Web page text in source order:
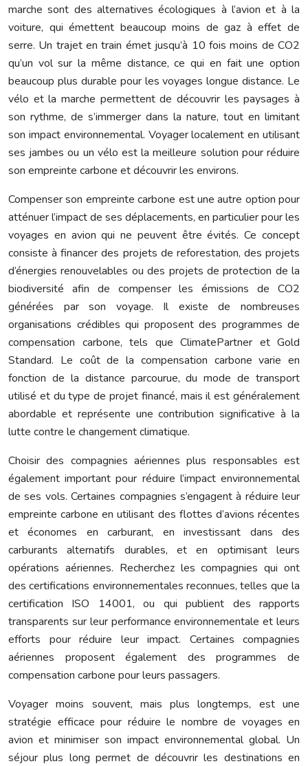
marche sont des alternatives écologiques à l’avion et à la
voiture, qui émettent beaucoup moins de gaz à effet de
serre. Un trajet en train émet jusqu’à 10 fois moins de CO2
qu’un vol sur la même distance, ce qui en fait une option
beaucoup plus durable pour les voyages longue distance. Le
vélo et la marche permettent de découvrir les paysages à
son rythme, de s’immerger dans la nature, tout en limitant
son impact environnemental. Voyager localement en utilisant
ses jambes ou un vélo est la meilleure solution pour réduire
son empreinte carbone et découvrir les environs.
Compenser son empreinte carbone est une autre option pour
atténuer l’impact de ses déplacements, en particulier pour les
voyages en avion qui ne peuvent être évités. Ce concept
consiste à financer des projets de reforestation, des projets
d’énergies renouvelables ou des projets de protection de la
biodiversité afin de compenser les émissions de CO2
générées par son voyage. Il existe de nombreuses
organisations crédibles qui proposent des programmes de
compensation carbone, tels que ClimatePartner et Gold
Standard. Le coût de la compensation carbone varie en
fonction de la distance parcourue, du mode de transport
utilisé et du type de projet financé, mais il est généralement
abordable et représente une contribution significative à la
lutte contre le changement climatique.
Choisir des compagnies aériennes plus responsables est
également important pour réduire l’impact environnemental
de ses vols. Certaines compagnies s’engagent à réduire leur
empreinte carbone en utilisant des flottes d’avions récentes
et économes en carburant, en investissant dans des
carburants alternatifs durables, et en optimisant leurs
opérations aériennes. Recherchez les compagnies qui ont
des certifications environnementales reconnues, telles que la
certification ISO 14001, ou qui publient des rapports
transparents sur leur performance environnementale et leurs
efforts pour réduire leur impact. Certaines compagnies
aériennes proposent également des programmes de
compensation carbone pour leurs passagers.
Voyager moins souvent, mais plus longtemps, est une
stratégie efficace pour réduire le nombre de voyages en
avion et minimiser son impact environnemental global. Un
séjour plus long permet de découvrir les destinations en